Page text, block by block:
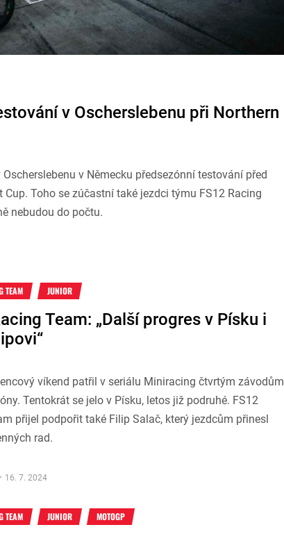
v Oscherslebenu při Northern
v Německu předsezónní testování před
Toho se zúčastní také jezdci týmu FS12 Racing
nebudou do počtu.
TEAM JUNIOR
Team: „Další progres v Písku i
víkend patřil v seriálu Miniracing čtvrtým závodům
Tentokrát se jelo v Písku, letos již podruhé. FS12
přijel podpořit také Filip Salač, který jezdcům přinesl
rad.
16. 7. 2024
TEAM JUNIOR MOTOGP